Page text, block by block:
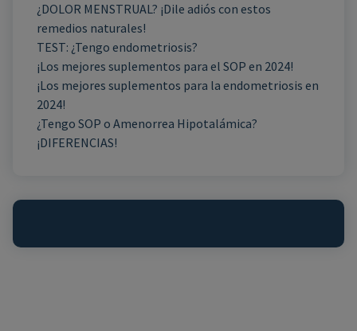
¿DOLOR MENSTRUAL? ¡Dile adiós con estos
remedios naturales!
TEST: ¿Tengo endometriosis?
¡Los mejores suplementos para el SOP en 2024!
¡Los mejores suplementos para la endometriosis en
2024!
¿Tengo SOP o Amenorrea Hipotalámica?
¡DIFERENCIAS!